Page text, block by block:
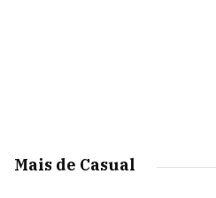
Mais de Casual